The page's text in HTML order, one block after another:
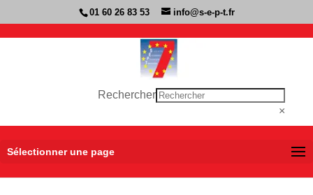
01 60 26 83 53 info@s-e-p-t.fr
Rechercher
×
Sélectionner une page